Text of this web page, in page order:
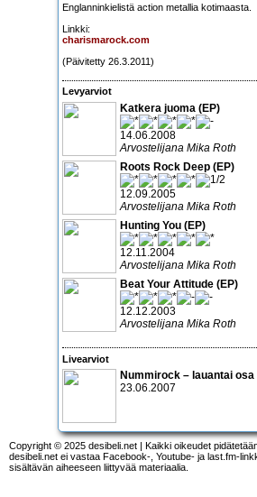
Englanninkielistä action metallia kotimaasta.
Linkki:
charismarock.com
(Päivitetty 26.3.2011)
Levyarviot
Katkera juoma (EP)
14.06.2008
Arvostelijana Mika Roth
Roots Rock Deep (EP)
12.09.2005
Arvostelijana Mika Roth
Hunting You (EP)
12.11.2004
Arvostelijana Mika Roth
Beat Your Attitude (EP)
12.12.2003
Arvostelijana Mika Roth
Livearviot
Nummirock – lauantai osa
23.06.2007
Copyright © 2025 desibeli.net | Kaikki oikeudet
desibeli.net ei vastaa Facebook-, Youtube- ja last.fm-
sisältävän aiheeseen liittyvää materiaalia.